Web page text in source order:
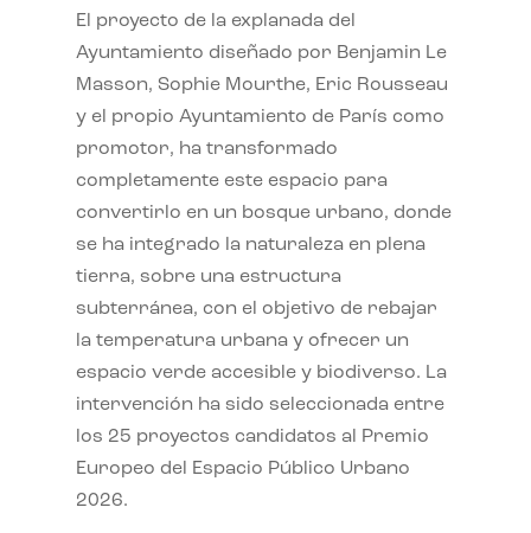
El proyecto de la explanada del
Ayuntamiento diseñado por Benjamin Le
Masson, Sophie Mourthe, Eric Rousseau
y el propio Ayuntamiento de París como
promotor, ha transformado
completamente este espacio para
convertirlo en un bosque urbano, donde
se ha integrado la naturaleza en plena
tierra, sobre una estructura
subterránea, con el objetivo de rebajar
la temperatura urbana y ofrecer un
espacio verde accesible y biodiverso. La
intervención ha sido seleccionada entre
los 25 proyectos candidatos al Premio
Europeo del Espacio Público Urbano
2026.